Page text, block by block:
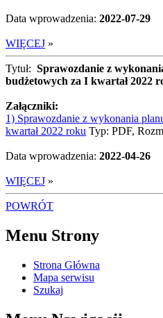
Data wprowadzenia: 2022-07-29
WIĘCEJ »
Tytuł: Sprawozdanie z
budżetowych za I kwartał 2022
Załączniki:
1) Sprawozdanie z wykonania
kwartał 2022 roku Typ: PDF,
Data wprowadzenia: 2022-04-26
WIĘCEJ »
POWRÓT
Menu Strony
Strona Główna
Mapa serwisu
Szukaj